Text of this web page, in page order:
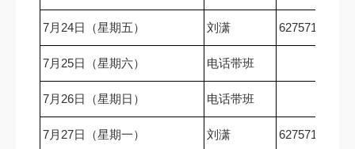
7月24日（星期五） 刘潇 62757167
7月25日（星期六） 电话带班
7月26日（星期日） 电话带班
7月27日（星期一） 刘潇 62757167